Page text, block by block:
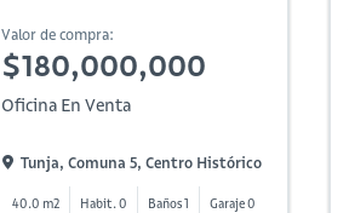
Valor de compra:
$180,000,000
Oficina En Venta
Tunja, Comuna 5, Centro Histórico
40.0 m2 Habit. 0 Baños 1 Garaje 0